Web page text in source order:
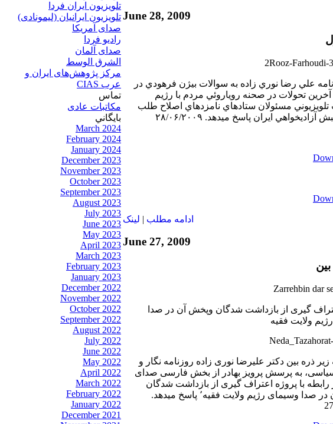
تلویزیون ایران فردا
تلويزيون ايرانيان (ليمونادی)
صدای آمريکا
راديو فردا
صدای آلمان
الشرق الوسط
مرکز پژوهش‌های ايران و
عرب CIAS
تماس
مکاتبات عادی
بايگاني
March 2024
February 2024
January 2024
December 2023
November 2023
October 2023
September 2023
August 2023
July 2023
June 2023
May 2023
April 2023
March 2023
February 2023
January 2023
December 2022
November 2022
October 2022
September 2022
August 2022
July 2022
June 2022
May 2022
April 2022
March 2022
February 2022
January 2022
December 2021
June 28, 2009
علي رضا نوري زاده به سوالات بيژن فرهودي در
رابطه با٬ آخرين تحولات در صحنه روياروئي مردم با رژيم
تلويزيوني مسئولان ستادهاي نامزدهاي اصلاح طلب
آزاديخواهي ايران پاسخ ميدهد. ۲۸/۰۶/۲۰۰۹
ادامه مطلب | لينک
June 27, 2009
گیری از بازداشت شدگان وپخش آن در صدا
ولایت فقیه
زير ذره بين دکتر عليرضا نوری زاده روزنامه نگار و
سياسی، به پرسش پرويز بهادر از بخش فارسی صدای
رابطه با پروژه اعتراف گیری از بازداشت شدگان
وپخش آن در صدا وسیمای رژیم ولایت فقیه٬ پاسخ ميدهد.